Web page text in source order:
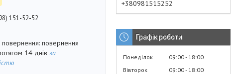
151-52-52
повернення
14 днів за
+380981515252
Графік роботи
Понеділок 09:00 18:00
Вівторок
09:00 18:00